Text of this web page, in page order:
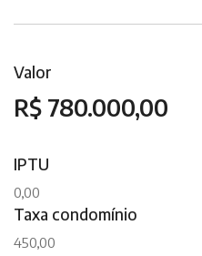
Valor
R$ 780.000,00
IPTU
0,00
Taxa condomínio
450,00